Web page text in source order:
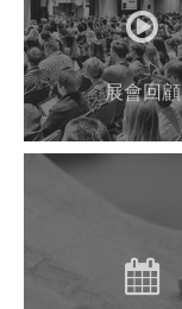
展會回顧